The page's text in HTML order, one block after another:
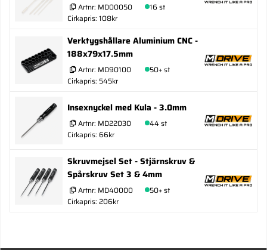
Artnr: MD00050
16 st
Cirkapris: 108kr
Verktygshållare Aluminium CNC -
188x79x17.5mm
Artnr: MD90100
50+ st
Cirkapris: 545kr
Insexnyckel med Kula - 3.0mm
Artnr: MD22030
44 st
Cirkapris: 66kr
Skruvmejsel Set - Stjärnskruv &
Spårskruv Set 3 & 4mm
Artnr: MD40000
50+ st
Cirkapris: 206kr